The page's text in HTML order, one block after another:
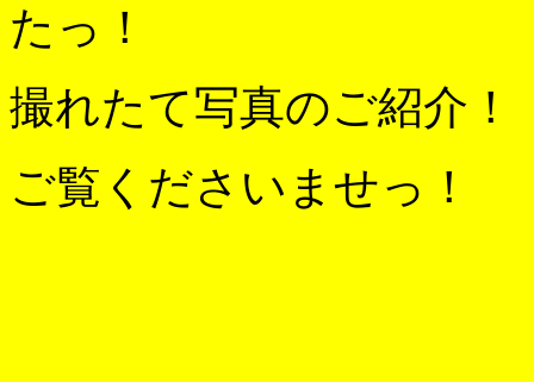
たっ！
撮れたて写真のご紹介！
ご覧くださいませっ！